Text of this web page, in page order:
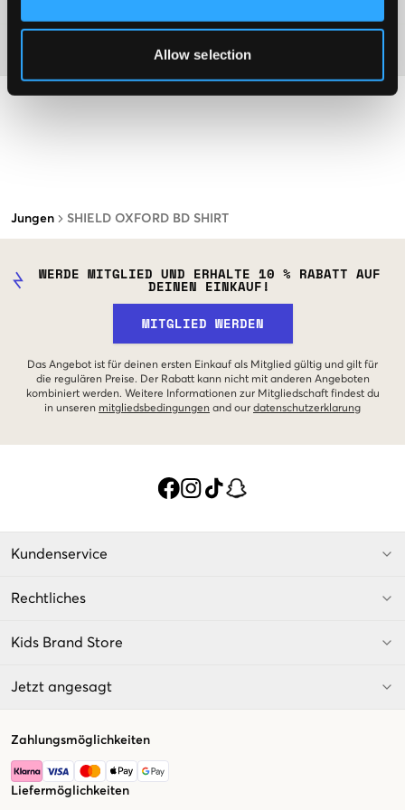
Allow selection
Jungen SHIELD OXFORD BD SHIRT
WERDE MITGLIED UND ERHALTE 10 % RABATT AUF
DEINEN EINKAUF!
MITGLIED WERDEN
Das Angebot ist für deinen ersten Einkauf als Mitglied gültig und gilt für
die regulären Preise. Der Rabatt kann nicht mit anderen Angeboten
kombiniert werden. Weitere Informationen zur Mitgliedschaft findest du
in unseren mitgliedsbedingungen and our datenschutzerklarung
Kundenservice
Rechtliches
Kids Brand Store
Jetzt angesagt
Zahlungsmöglichkeiten
Liefermöglichkeiten